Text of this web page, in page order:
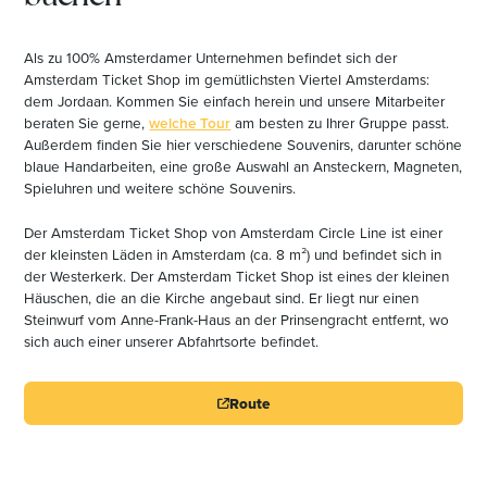
Als zu 100% Amsterdamer Unternehmen befindet sich der
Amsterdam Ticket Shop im gemütlichsten Viertel Amsterdams:
dem Jordaan. Kommen Sie einfach herein und unsere Mitarbeiter
beraten Sie gerne,welche Tour am besten zu Ihrer Gruppe passt.
Außerdem finden Sie hier verschiedene Souvenirs, darunter schöne
blaue Handarbeiten, eine große Auswahl an Ansteckern, Magneten,
Spieluhren und weitere schöne Souvenirs.
Der Amsterdam Ticket Shop von Amsterdam Circle Line ist einer
der kleinsten Läden in Amsterdam (ca. 8 m²) und befindet sich in
der Westerkerk. Der Amsterdam Ticket Shop ist eines der kleinen
Häuschen, die an die Kirche angebaut sind. Er liegt nur einen
Steinwurf vom Anne-Frank-Haus an der Prinsengracht entfernt, wo
sich auch einer unserer Abfahrtsorte befindet.
Route